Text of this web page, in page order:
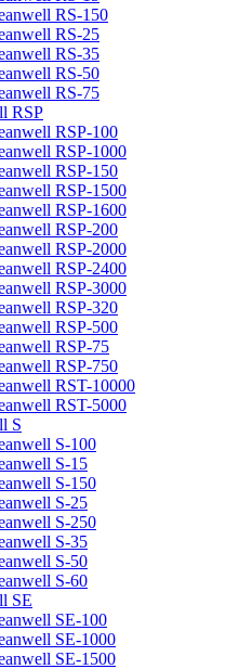
RS-150
RS-25
RS-35
RS-50
RS-75
RSP
RSP-100
RSP-1000
RSP-150
RSP-1500
RSP-1600
RSP-200
RSP-2000
RSP-2400
RSP-3000
RSP-320
RSP-500
RSP-75
RSP-750
RST-10000
RST-5000
S
S-100
S-15
S-150
S-25
S-250
S-35
S-50
S-60
SE
SE-100
SE-1000
SE-1500